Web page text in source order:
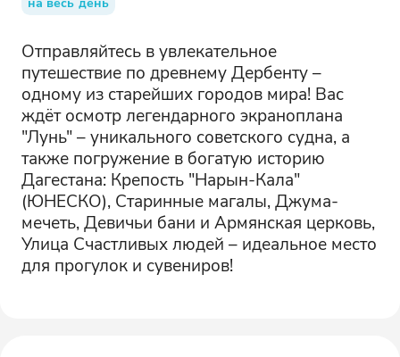
Отправляйтесь в увлекательное
путешествие по древнему Дербенту –
одному из старейших городов мира! Вас
ждёт осмотр легендарного экраноплана
"Лунь" – уникального советского судна, а
также погружение в богатую историю
Дагестана: Крепость "Нарын-Кала"
(ЮНЕСКО), Старинные магалы, Джума-
мечеть, Девичьи бани и Армянская церковь,
Улица Счастливых людей – идеальное место
для прогулок и сувениров!